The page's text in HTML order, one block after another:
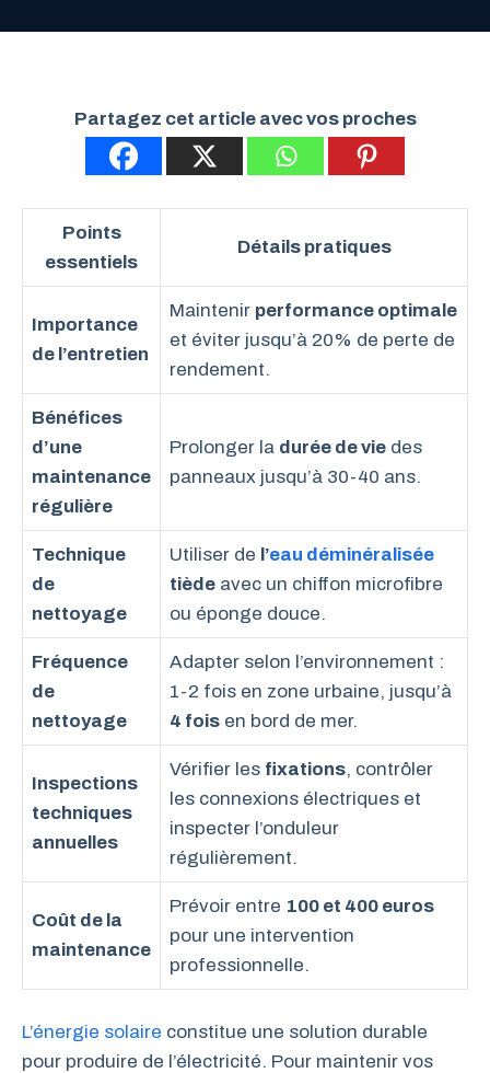
Partagez cet article avec vos proches
Points
essentiels
Détails pratiques
Importance
de l’entretien
Maintenir performance optimale
et éviter jusqu’à 20% de perte de
rendement.
Bénéfices
d’une
maintenance
régulière
Prolonger la durée de vie des
panneaux jusqu’à 30-40 ans.
Technique
de
nettoyage
Utiliser de l’eau déminéralisée
tiède avec un chiffon microfibre
ou éponge douce.
Fréquence
de
nettoyage
Adapter selon l’environnement :
1-2 fois en zone urbaine, jusqu’à
4 fois en bord de mer.
Inspections
techniques
annuelles
Vérifier les fixations, contrôler
les connexions électriques et
inspecter l’onduleur
régulièrement.
Coût de la
maintenance
Prévoir entre 100 et 400 euros
pour une intervention
professionnelle.
L’énergie solaire constitue une solution durable
pour produire de l’électricité. Pour maintenir vos